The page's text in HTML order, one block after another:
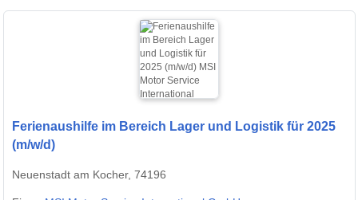
Ferienaushilfe im Bereich Lager und Logistik für 2025
(m/w/d)
Neuenstadt am Kocher, 74196